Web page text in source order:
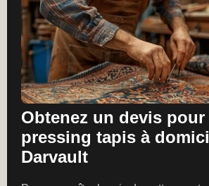
Obtenez un devis pour
pressing tapis à
Darvault